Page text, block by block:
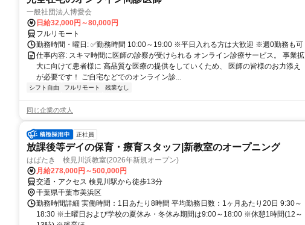
一般社団法人博愛会
日給32,000円～80,000円
フルリモート
勤務時間・曜日: ✅勤務時間 10:00～19:00 ※平日入れる方は大歓迎 ※週0勤務も可
仕事内容: スキマ時間に医師の診察が受けられる オンライン診療サービス。 事業拡
大に向けて患者様に 高品質な医療の提供をしていくため、 医師の皆様のお力添え
が必要です！ ご自宅などでのオンライン診...
シフト自由 フルリモート 残業なし
同じ企業の求人
正社員
放課後等デイの保育・療育スタッフ|新教室のオープニング
はばたき 検見川浜教室(2026年新規オープン)
月給278,000円～500,000円
交通・アクセス 検見川駅から徒歩13分
千葉県千葉市美浜区
勤務時間詳細 実働時間：1日あたり8時間 平均勤務日数：1ヶ月あたり20日 9:30～
18:30 ※土曜日および学校の夏休み・冬休み期間は9:00～18:00 ※休憩1時間(12～